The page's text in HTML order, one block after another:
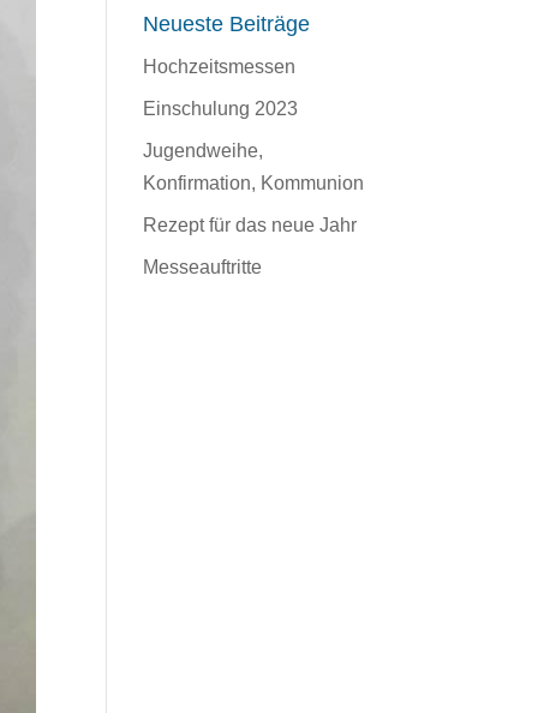
Neueste Beiträge
Hochzeitsmessen
Einschulung 2023
Jugendweihe,
Konfirmation, Kommunion
Rezept für das neue Jahr
Messeauftritte